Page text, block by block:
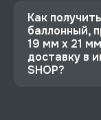
Как
баллонный,
19 мм х 21
доставку в
SHOP?